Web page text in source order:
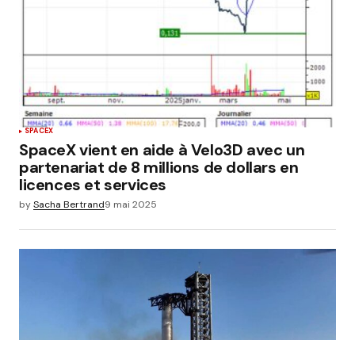
SPACEX
SpaceX vient en aide à Velo3D avec un
partenariat de 8 millions de dollars en
licences et services
bySacha Bertrand9 mai 2025